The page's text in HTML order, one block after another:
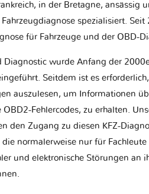
in der Bretagne, ansässig
Fahrzeugdiagnose spezialisiert.
für Fahrzeuge und der OBD-
Diagnostic wurde Anfang der
Seitdem ist es
auszulesen, um Informationen
OBD2-Fehlercodes, zu erhalten.
den Zugang zu diesen KFZ-
normalerweise nur für Fachleute
und elektronische Störungen an